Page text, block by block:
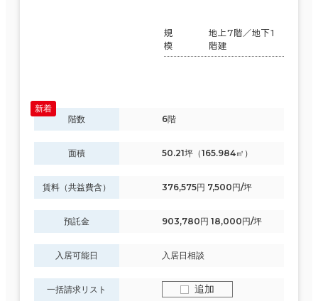
規
模
地上7階／地下1
階建
階数 6階
面積 50.21坪（165.984㎡）
賃料（共益費含） 376,575円 7,500円/坪
預託金 903,780円 18,000円/坪
入居可能日 入居日相談
一括請求リスト 追加